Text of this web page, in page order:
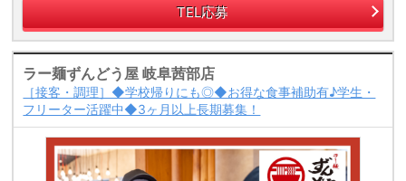
TEL応募
ラー麺ずんどう屋 岐阜茜部店
［接客・調理］◆学校帰りにも◎◆お得な食事補助有♪学生・
フリーター活躍中◆3ヶ月以上長期募集！